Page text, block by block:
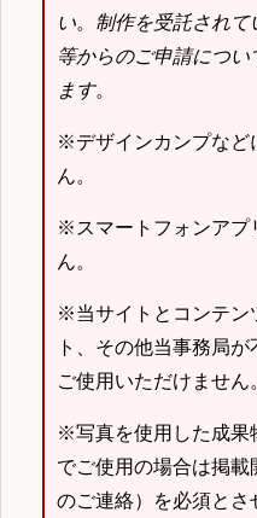
い。 制作を受託され
等からのご申請につ
ます。
※デザインカンプなど
ん。
※スマートフォンアプ
ん。
※当サイトとコンテン
ト、その他当事務局
ご使用いただけません
※写真を使用した成果
でご使用の場合は掲
のご連絡）を必須とさ